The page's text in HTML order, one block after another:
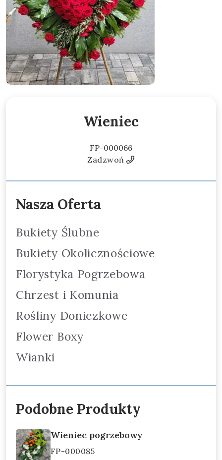
Wieniec
FP-000066
Zadzwoń
Nasza Oferta
Bukiety Ślubne
Bukiety Okolicznościowe
Florystyka Pogrzebowa
Chrzest i Komunia
Rośliny Doniczkowe
Flower Boxy
Wianki
Podobne Produkty
Wieniec pogrzebowy
FP-000085